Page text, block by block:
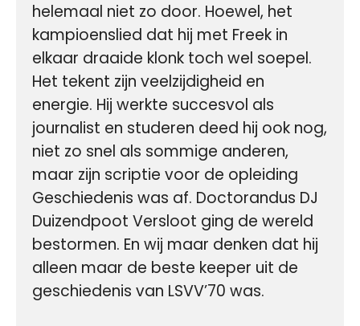
helemaal niet zo door. Hoewel, het
kampioenslied dat hij met Freek in
elkaar draaide klonk toch wel soepel.
Het tekent zijn veelzijdigheid en
energie. Hij werkte succesvol als
journalist en studeren deed hij ook nog,
niet zo snel als sommige anderen,
maar zijn scriptie voor de opleiding
Geschiedenis was af. Doctorandus DJ
Duizendpoot Versloot ging de wereld
bestormen. En wij maar denken dat hij
alleen maar de beste keeper uit de
geschiedenis van LSVV’70 was.